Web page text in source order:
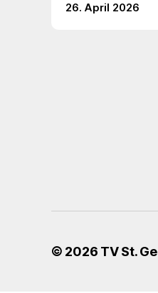
26. April 2026
© 2026 TV St.